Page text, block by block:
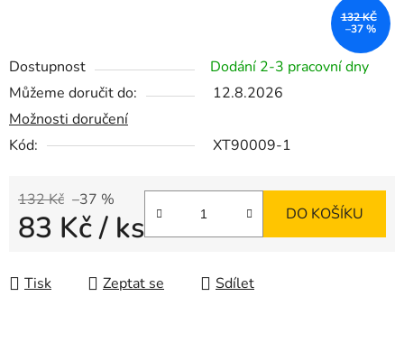
Dostupnost
Dodání 2-3 pracovní dny
Můžeme doručit do:
12.8.2026
Možnosti doručení
Kód:
XT90009-1
132 Kč –37 %
83 Kč/ ks DO KOŠÍKU
Tisk Zeptat se Sdílet
132 KČ
–37 %